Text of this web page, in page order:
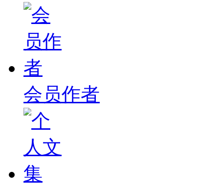
会员作者